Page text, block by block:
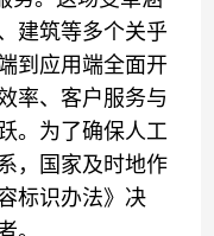
建筑等多个关乎
到应用端全面开
率、客户服务与
。为了确保人工
，国家及时地作
标识办法》决
。